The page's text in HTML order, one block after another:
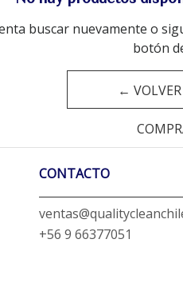
buscar nuevamente o
botón
← VOLVER
CONTACTO
+56 9 66377051